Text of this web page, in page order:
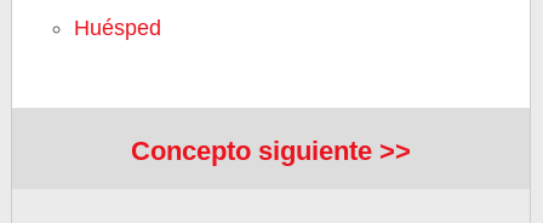
Huésped
Concepto siguiente >>